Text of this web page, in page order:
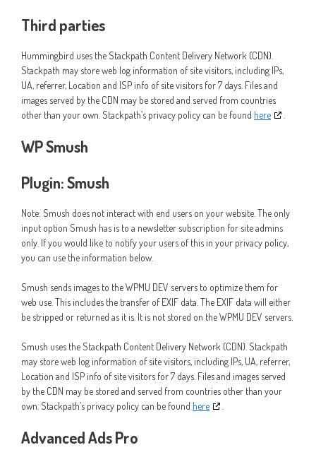
Third parties
Hummingbird uses the Stackpath Content Delivery Network (CDN).
Stackpath may store web log information of site visitors, including IPs,
UA, referrer, Location and ISP info of site visitors for 7 days. Files and
images served by the CDN may be stored and served from countries
other than your own. Stackpath’s privacy policy can be found here
WP Smush
Plugin: Smush
Note: Smush does not interact with end users on your website. The only
input option Smush has is to a newsletter subscription for site admins
only. If you would like to notify your users of this in your privacy policy,
you can use the information below.
Smush sends images to the WPMU DEV servers to optimize them for
web use. This includes the transfer of EXIF data. The EXIF data will either
be stripped or returned as it is. It is not stored on the WPMU DEV servers.
Smush uses the Stackpath Content Delivery Network (CDN). Stackpath
may store web log information of site visitors, including IPs, UA, referrer,
Location and ISP info of site visitors for 7 days. Files and images served
by the CDN may be stored and served from countries other than your
own. Stackpath’s privacy policy can be found here
Advanced Ads Pro